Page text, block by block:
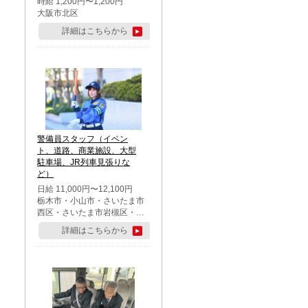
大阪市北区
詳細はこちらから
警備員スタッフ（イベン
ト、道路、商業施設、大型
駐車場、JR列車見張りな
ど）
日給 11,000円〜12,100円
栃木市・小山市・さいたま市
西区・さいたま市岩槻区・久
喜市・蓮田市
詳細はこちらから